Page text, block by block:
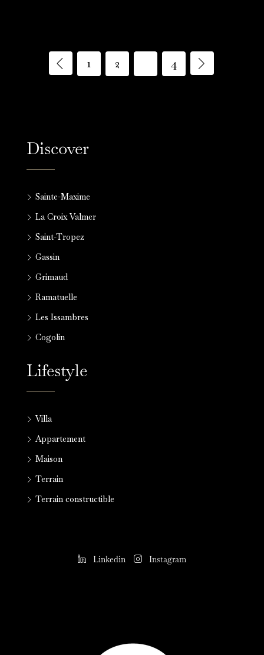
1 2 4
Discover
Sainte-Maxime
La Croix Valmer
Saint-Tropez
Gassin
Grimaud
Ramatuelle
Les Issambres
Cogolin
Lifestyle
Villa
Appartement
Maison
Terrain
Terrain constructible
Linkedin Instagram